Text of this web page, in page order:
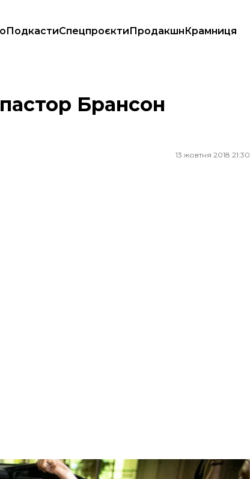
ПодкастиСпецпроєктиПродакшнКрамниця
Брансон
13 жовтня 2018 21:30
аеропорта в Туреччині після звільнення